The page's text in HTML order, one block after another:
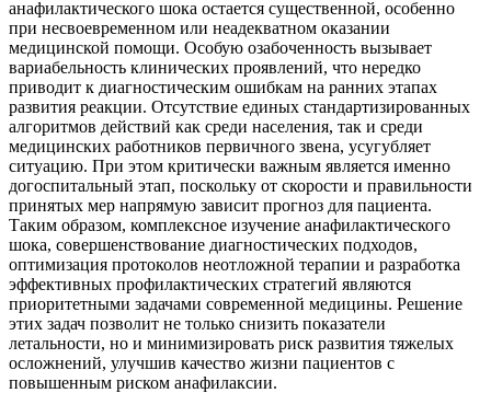
анафилактического шока остается существенной, особенно
при несвоевременном или неадекватном оказании
медицинской помощи. Особую озабоченность вызывает
вариабельность клинических проявлений, что нередко
приводит к диагностическим ошибкам на ранних этапах
развития реакции. Отсутствие единых стандартизированных
алгоритмов действий как среди населения, так и среди
медицинских работников первичного звена, усугубляет
ситуацию. При этом критически важным является именно
догоспитальный этап, поскольку от скорости и правильности
принятых мер напрямую зависит прогноз для пациента.
Таким образом, комплексное изучение анафилактического
шока, совершенствование диагностических подходов,
оптимизация протоколов неотложной терапии и разработка
эффективных профилактических стратегий являются
приоритетными задачами современной медицины. Решение
этих задач позволит не только снизить показатели
летальности, но и минимизировать риск развития тяжелых
осложнений, улучшив качество жизни пациентов с
повышенным риском анафилаксии.